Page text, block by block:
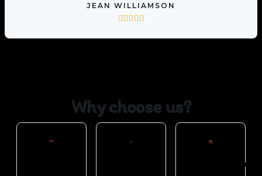
JEAN WILLIAMSON
    
Why choose us?
Complete